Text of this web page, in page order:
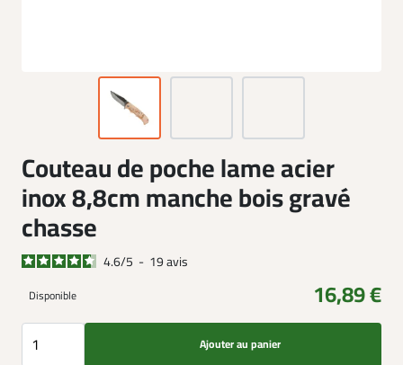
Couteau de poche lame acier
inox 8,8cm manche bois gravé
chasse
4.6/5 - 19avis
Disponible 16,89 €
Ajouter au panier